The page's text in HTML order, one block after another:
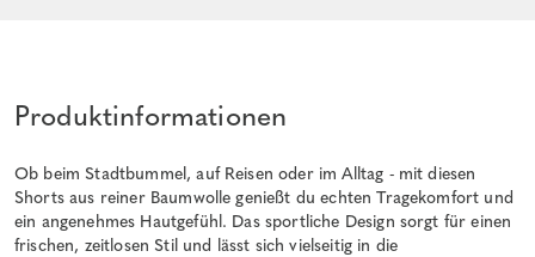
Produktinformationen
Ob beim Stadtbummel, auf Reisen oder im Alltag - mit diesen
Shorts aus reiner Baumwolle genießt du echten Tragekomfort und
ein angenehmes Hautgefühl. Das sportliche Design sorgt für einen
frischen, zeitlosen Stil und lässt sich vielseitig in die